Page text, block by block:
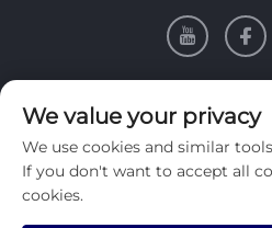
Cláraigh lenár nuachtlitir
We value your privacy
We use cookies and similar
If you don't want to accept all
cookies.